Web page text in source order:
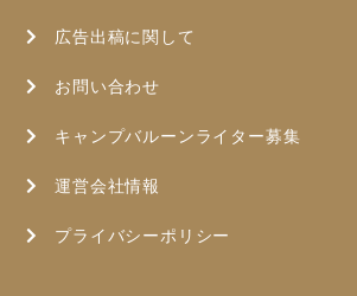
広告出稿に関して
お問い合わせ
キャンプバルーンライター募集
運営会社情報
プライバシーポリシー